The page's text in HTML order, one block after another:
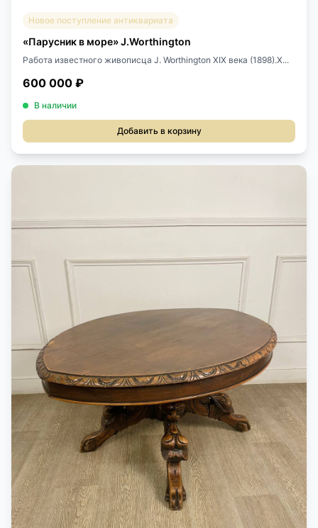
Новое поступление антиквариата
«Парусник в море» J.Worthington
Работа известного живописца J. Worthington XIX века (1898).Х...
600 000 ₽
В наличии
Добавить в корзину